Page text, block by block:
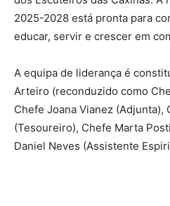
2025-2028 está pronta para
educar, servir e crescer em
A equipa de liderança é
Arteiro (reconduzido como
Chefe Joana Vianez (Adjunta),
(Tesoureiro), Chefe Marta
Daniel Neves (Assistente